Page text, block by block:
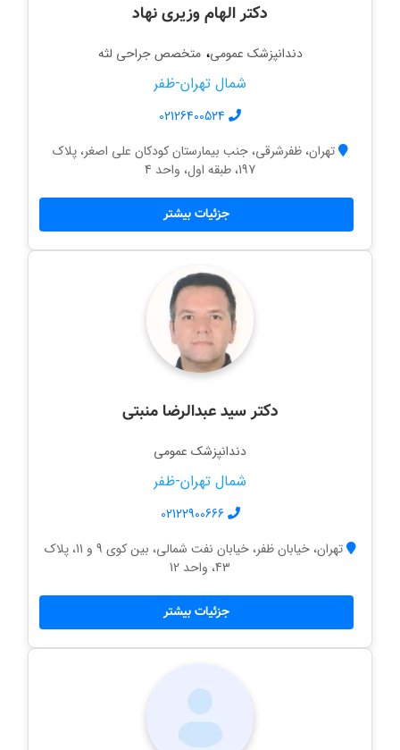
دکتر الهام وزیری نهاد
دندانپزشک عمومی،متخصص جراحی لثه
شمال تهران-ظفر
02126400524
تهران، ظفرشرقی، جنب بیمارستان کودکان علی اصغر، پلاک
197، طبقه اول، واحد 4
جزئیات بیشتر
دکتر سید عبدالرضا منبتی
دندانپزشک عمومی
شمال تهران-ظفر
02122900666
تهران، خیابان ظفر، خیابان نفت شمالی، بین کوی 9 و 11، پلاک
43، واحد 12
جزئیات بیشتر